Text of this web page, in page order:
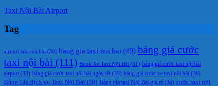
Taxi Nội Bài Airport
Tag
airport taxi noi bai (30) bang gia taxi noi bai (49) bảng giá cước
taxi nội bài (111) Book Xe Taxi Nội Bài (31) bảng giá cước taxi nội bài
airport (33) bảng giá cước taxi nội bài ngày tết (35) bảng giá cước xe taxi nội bài (36)
Bảng Giá dịch vụ Taxi Nội Bài (38) Bảng giá taxi Nội Bài giá rẻ (36) cước taxi nội